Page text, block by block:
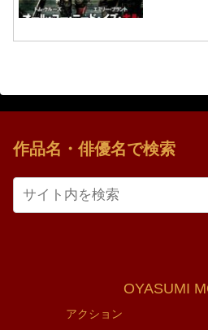
の侵略者
ープしてし
作品名・俳優名で検索
OYASUMI
アクション